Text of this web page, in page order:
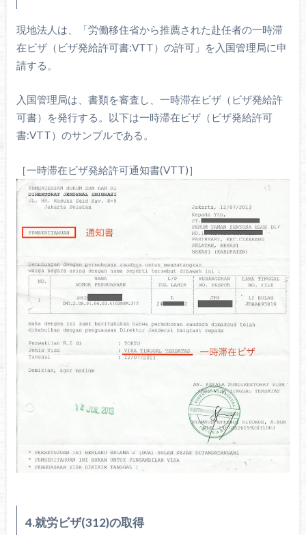
現地法人は、「労働移住省から推薦された赴任者の一時滞
在ビザ（ビザ発給許可書:VTT）の許可」を入国管理局に申
請する。
入国管理局は、書類を審査し、一時滞在ビザ（ビザ発給許
可書）を発行する。以下は一時滞在ビザ（ビザ発給許可
書:VTT）のサンプルである。
［一時滞在ビザ発給許可通知書(VTT)］
4.就労ビザ(312)の取得